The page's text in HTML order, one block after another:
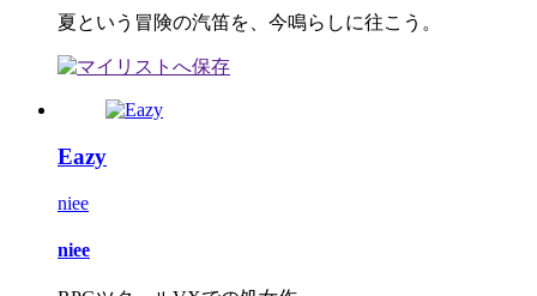
夏という冒険の汽笛を、今鳴らしに往こう。
Eazy
niee
niee